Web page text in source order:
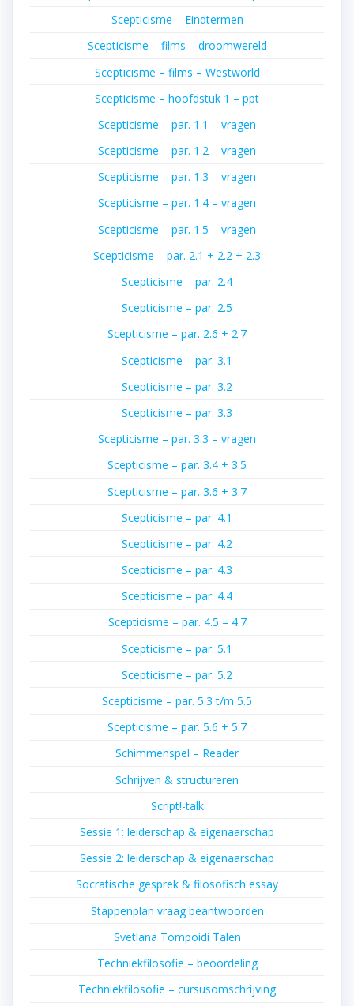
Scepticisme – Eindtermen
Scepticisme – films – droomwereld
Scepticisme – films – Westworld
Scepticisme – hoofdstuk 1 – ppt
Scepticisme – par. 1.1 – vragen
Scepticisme – par. 1.2 – vragen
Scepticisme – par. 1.3 – vragen
Scepticisme – par. 1.4 – vragen
Scepticisme – par. 1.5 – vragen
Scepticisme – par. 2.1 + 2.2 + 2.3
Scepticisme – par. 2.4
Scepticisme – par. 2.5
Scepticisme – par. 2.6 + 2.7
Scepticisme – par. 3.1
Scepticisme – par. 3.2
Scepticisme – par. 3.3
Scepticisme – par. 3.3 – vragen
Scepticisme – par. 3.4 + 3.5
Scepticisme – par. 3.6 + 3.7
Scepticisme – par. 4.1
Scepticisme – par. 4.2
Scepticisme – par. 4.3
Scepticisme – par. 4.4
Scepticisme – par. 4.5 – 4.7
Scepticisme – par. 5.1
Scepticisme – par. 5.2
Scepticisme – par. 5.3 t/m 5.5
Scepticisme – par. 5.6 + 5.7
Schimmenspel – Reader
Schrijven & structureren
Script!-talk
Sessie 1: leiderschap & eigenaarschap
Sessie 2: leiderschap & eigenaarschap
Socratische gesprek & filosofisch essay
Stappenplan vraag beantwoorden
Svetlana Tompoidi Talen
Techniekfilosofie – beoordeling
Techniekfilosofie – cursusomschrijving